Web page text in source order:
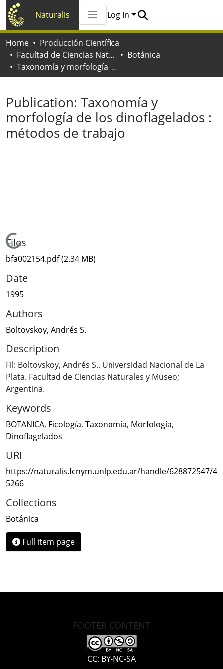
Naturalis
All of Naturalis
Log In
Home
Producción Científica
Facultad de Ciencias Naturales y Museo
Botánica
Taxonomía y morfología de los dinoflagelados : métodos de trabajo
Publication: Taxonomía y
morfología de los dinoflagelados :
métodos de trabajo
Loading...
Files
bfa002154.pdf(2.34 MB)
Date
1995
Authors
Boltovskoy, Andrés S.
Description
Fil: Boltovskoy, Andrés S.. Universidad Nacional de La
Plata. Facultad de Ciencias Naturales y Museo;
Argentina.
Keywords
BOTANICA, Ficología, Taxonomía, Morfología,
Dinoflagelados
URI
https://naturalis.fcnym.unlp.edu.ar/handle/628872547/4
5266
Collections
Botánica
Full item page
FOOTER CONTENT
CC: BY-NC-SA